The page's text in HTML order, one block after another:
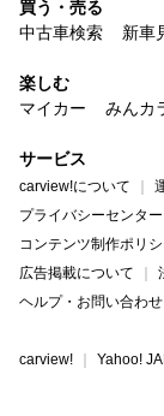
買う・売る
中古車検索
新車
楽しむ
マイカー
みんカ
サービス
carview!について
プライバシーセンター
コンテンツ制作ポリ
広告掲載について
ヘルプ・お問い合わせ
carview! Yahoo!